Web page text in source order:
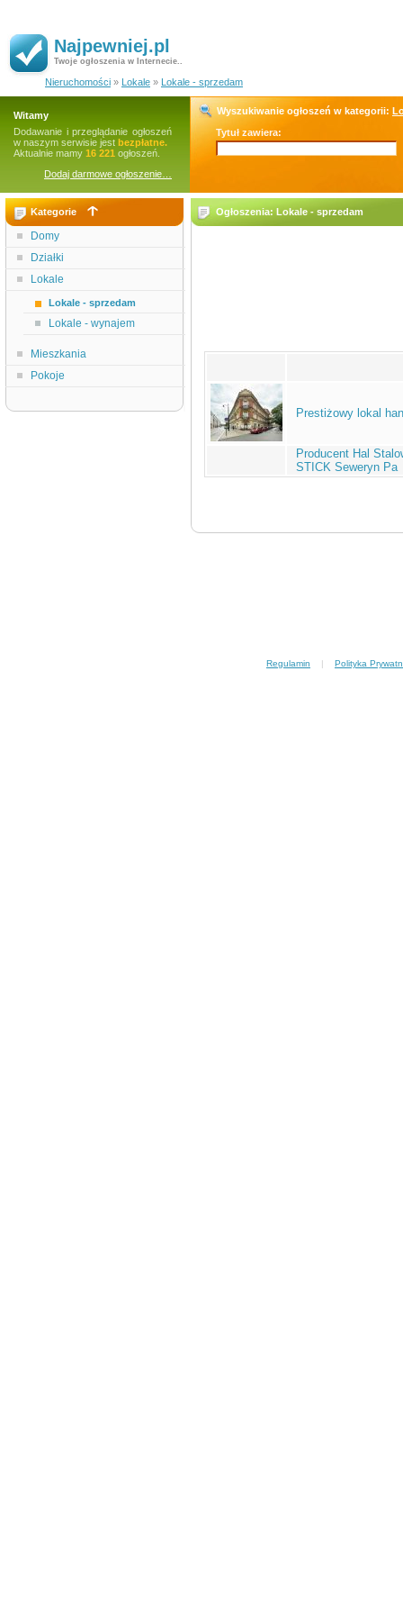
Najpewniej.pl
Twoje ogłoszenia w Internecie..
Nieruchomości » Lokale » Lokale - sprzedam
Witamy
Dodawanie i przeglądanie ogłoszeń
w naszym serwisie jest bezpłatne.
Aktualnie mamy 16 221 ogłoszeń.
Dodaj darmowe ogłoszenie…
Wyszukiwanie ogłoszeń w kategorii:
Tytuł zawiera:
Kategorie
Domy
Działki
Lokale
Lokale - sprzedam
Lokale - wynajem
Mieszkania
Pokoje
Ogłoszenia: Lokale - sprzedam
Prestiżowy lokal
Producent Hal
STICK Seweryn Pa
Regulamin | Polityka